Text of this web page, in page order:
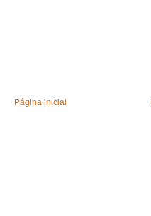
Página inicial